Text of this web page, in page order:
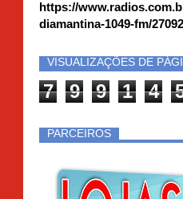
https://
diamantina-1049-fm/27092
VISUALIZAÇÕES DE
7 9 9 1 4
PARCEIROS